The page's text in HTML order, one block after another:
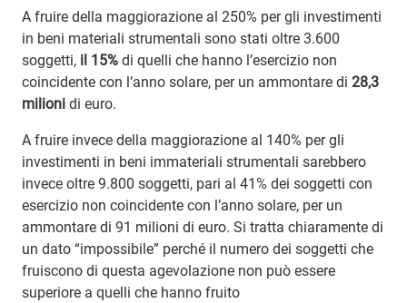
A fruire della maggiorazione al 250% per gli investimenti
in beni materiali strumentali sono stati oltre 3.600
soggetti, il 15% di quelli che hanno l’esercizio non
coincidente con l’anno solare, per un ammontare di 28,3
milioni di euro.
A fruire invece della maggiorazione al 140% per gli
investimenti in beni immateriali strumentali sarebbero
invece oltre 9.800 soggetti, pari al 41% dei soggetti con
esercizio non coincidente con l’anno solare, per un
ammontare di 91 milioni di euro. Si tratta chiaramente di
un dato “impossibile” perché il numero dei soggetti che
fruiscono di questa agevolazione non può essere
superiore a quelli che hanno fruito